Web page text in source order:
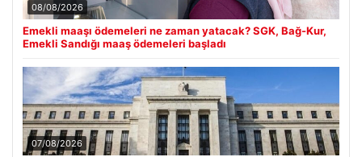
08/08/2026
Emekli maaşı ödemeleri ne zaman yatacak? SGK, Bağ-Kur,
Emekli Sandığı maaş ödemeleri başladı
07/08/2026